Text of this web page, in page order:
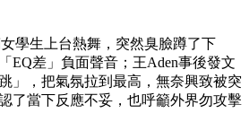
學生上台熱舞，突然臭臉蹲了下
EQ差」負面聲音；王Aden事後發文
」，把氣氛拉到最高，無奈興致被突
了當下反應不妥，也呼籲外界勿攻擊